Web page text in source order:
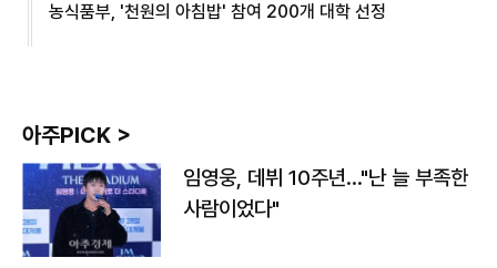
농식품부, '천원의 아침밥' 참여 200개 대학 선정
아주PICK >
임영웅, 데뷔 10주년…"난 늘 부족한
사람이었다"